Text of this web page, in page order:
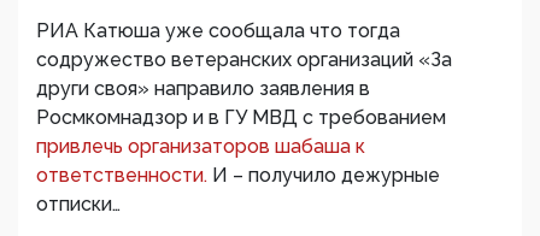
РИА Катюша уже сообщала что тогда
содружество ветеранских организаций «За
други своя» направило заявления в
Росмкомнадзор и в ГУ МВД с требованием
привлечь организаторов шабаша к
ответственности. И – получило дежурные
отписки…